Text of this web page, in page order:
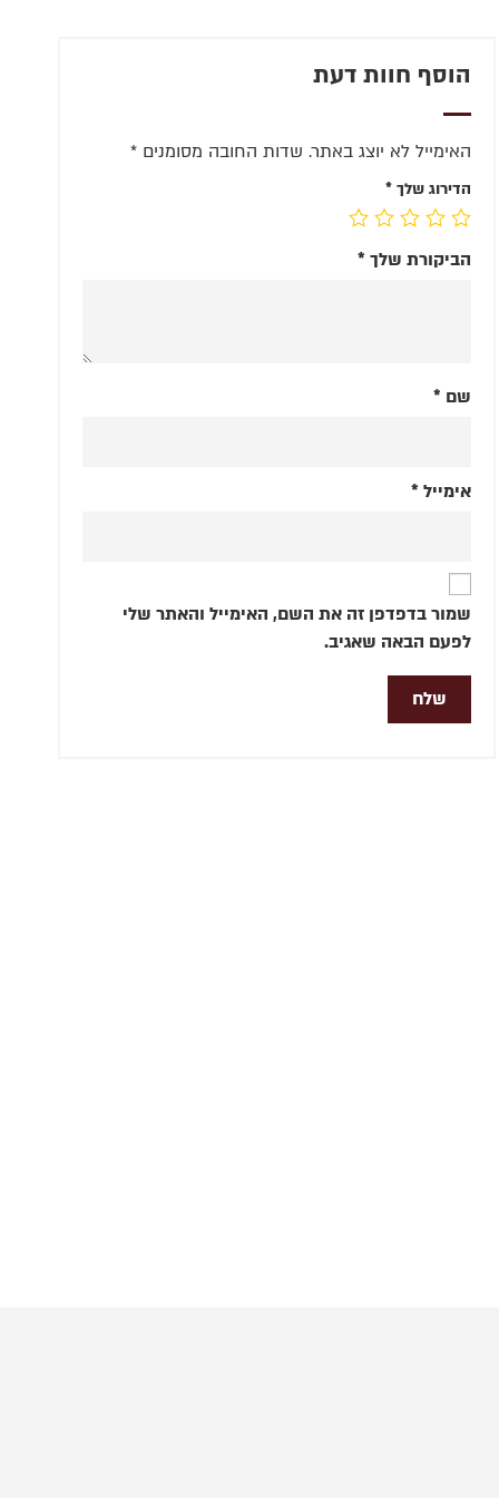
הוסף חוות דעת
האימייל לא יוצג באתר. שדות החובה מסומנים *
הדירוג שלך *
הביקורת שלך *
שם *
אימייל *
שמור בדפדפן זה את השם, האימייל והאתר שלי
לפעם הבאה שאגיב.